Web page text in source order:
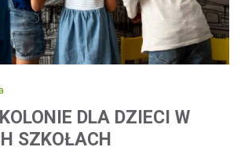
DLA DZIECI W
SZKOŁACH